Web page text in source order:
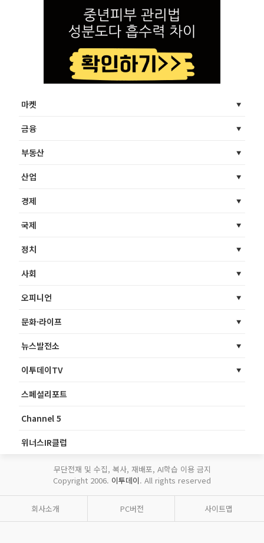
마켓
금융
부동산
산업
경제
국제
정치
사회
오피니언
문화·라이프
뉴스발전소
이투데이TV
스페셜리포트
Channel 5
위너스IR클럽
무단전재 및 수집, 복사, 재배포, AI학습 이용 금지
Copyright 2006. 이투데이. All rights reserved
회사소개 PC버전 사이트맵